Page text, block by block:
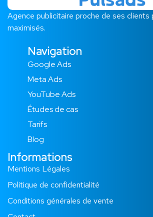
Agence publicitaire proche de ses clients
maximisés.
Navigation
Google Ads
Meta Ads
YouTube Ads
Études de cas​
Tarifs
Blog
Informations
Mentions Légales
Politique de confidentialité
Conditions générales de vente